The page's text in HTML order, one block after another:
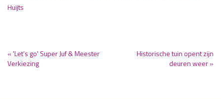
Huijts
« 'Let’s go' Super Juf & Meester
Verkiezing
Historische tuin opent zijn
deuren weer »